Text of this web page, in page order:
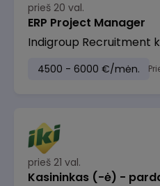
prieš 20 val.
ERP Project Manager
Indigroup Recruitment
4500 - 6000 €/mėn.
prieš 21 val.
Kasininkas (-ė) -